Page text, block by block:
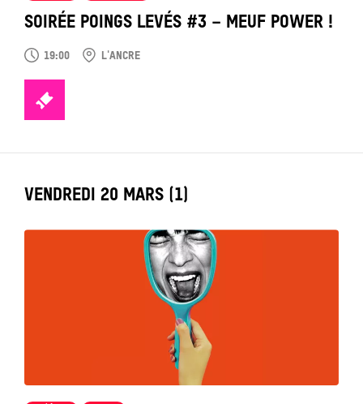
SOIRÉE POINGS LEVÉS #3 – MEUF POWER !
19:00 L'ANCRE
TICKETS
LABEL_DATE
VENDREDI 20 MARS (1)